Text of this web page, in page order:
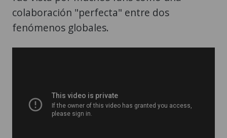
colaboración "perfecta" entre dos
fenómenos globales.